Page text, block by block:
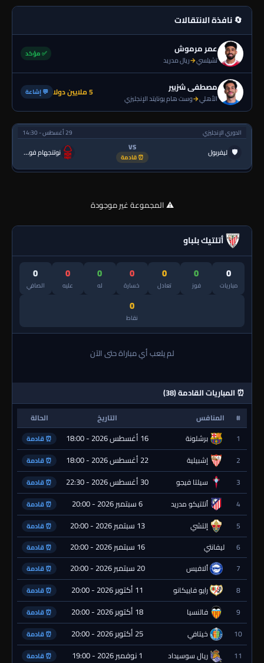
🔄 نافذة الانتقالات
عمر مرموش
تشيلسي→ريال مدريد
✅ مؤكد
مصطفى شزبير
الأهلي→وست هام يونايتد الإنجليزي 5 ملايين دولا 💬 إشاعة
الدوري الإنجليزي 29 أغسطس - 14:30
🛡 ليفربول VS
⏰ قادمة نوتنجهام فورست
⚠️ المجموعة غير موجودة
أتلتيك بلباو
0
مباريات
0
فوز
0
تعادل
0
خسارة
0
له
0
عليه
0
الصافي
0
نقاط
لم يلعب أي مباراة حتى الآن
⏰ المباريات القادمة (38)
# المنافس التاريخ
الحالة
1
برشلونة 16 أغسطس 2026 - 18:00 ⏰ قادمة
2 إشبيلية 22 أغسطس 2026 - 18:00 ⏰ قادمة
3 سيلتا فيجو 30 أغسطس 2026 - 22:30 ⏰ قادمة
4 أتلتيكو مدريد 6 سبتمبر 2026 - 20:00 ⏰ قادمة
5 إلتشي 13 سبتمبر 2026 - 20:00 ⏰ قادمة
6 ليفانتي 16 سبتمبر 2026 - 20:00 ⏰ قادمة
7 ألافيس 20 سبتمبر 2026 - 20:00 ⏰ قادمة
8 رايو فاييكانو 11 أكتوبر 2026 - 20:00 ⏰ قادمة
9 فالنسيا 18 أكتوبر 2026 - 20:00 ⏰ قادمة
10 خيتافي 25 أكتوبر 2026 - 20:00 ⏰ قادمة
11 ريال سوسيداد 1 نوفمبر 2026 - 19:00 ⏰ قادمة